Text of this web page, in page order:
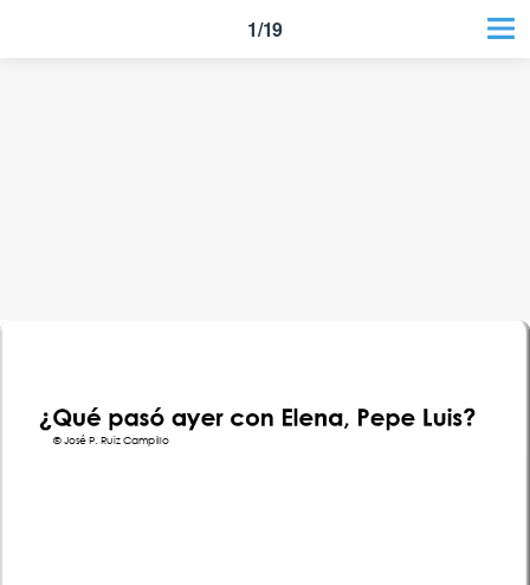
© José P. Ruiz Campillo
1/19